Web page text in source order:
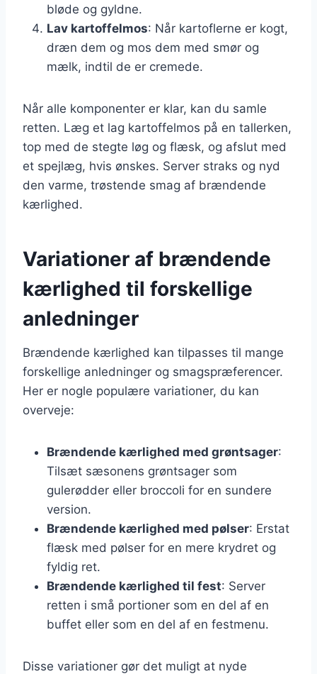
bløde og gyldne.
Lav kartoffelmos: Når kartoflerne er kogt,
dræn dem og mos dem med smør og
mælk, indtil de er cremede.
Når alle komponenter er klar, kan du samle
retten. Læg et lag kartoffelmos på en tallerken,
top med de stegte løg og flæsk, og afslut med
et spejlæg, hvis ønskes. Server straks og nyd
den varme, trøstende smag af brændende
kærlighed.
Variationer af brændende
kærlighed til forskellige
anledninger
Brændende kærlighed kan tilpasses til mange
forskellige anledninger og smagspræferencer.
Her er nogle populære variationer, du kan
overveje:
Brændende kærlighed med grøntsager:
Tilsæt sæsonens grøntsager som
gulerødder eller broccoli for en sundere
version.
Brændende kærlighed med pølser: Erstat
flæsk med pølser for en mere krydret og
fyldig ret.
Brændende kærlighed til fest: Server
retten i små portioner som en del af en
buffet eller som en del af en festmenu.
Disse variationer gør det muligt at nyde